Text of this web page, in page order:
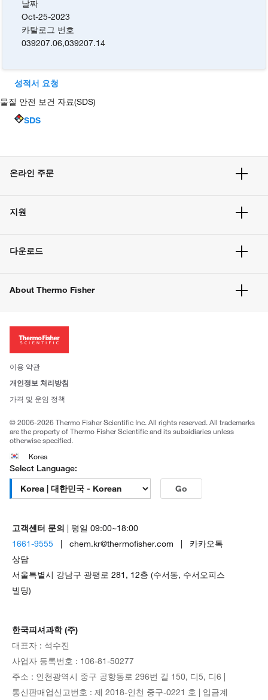
날짜
Oct-25-2023
카탈로그 번호
039207.06,039207.14
성적서 요청
물질 안전 보건 자료(SDS)
SDS
온라인 주문
주문 방법
벌크 주문
지원
고객 센터
웹사이트 개선사항
다운로드
About Thermo Fisher
투자자
사회적 책임
브랜드
이용 약관
개인정보 처리방침
가격 및 운임 정책
© 2006-2026 Thermo Fisher Scientific Inc. All rights reserved. All trademarks
are the property of Thermo Fisher Scientific and its subsidiaries unless
otherwise specified.
Korea
Select Language:
Go
고객센터 문의 | 평일 09:00~18:00
1661-9555 | chem.kr@thermofisher.com | 카카오톡
상담
서울특별시 강남구 광평로 281, 12층 (수서동, 수서오피스
빌딩)
한국피셔과학 (주)
대표자 : 석수진
사업자 등록번호 : 106-81-50277
주소 : 인천광역시 중구 공항동로 296번 길 150, 디5, 디6 |
통신판매업신고번호 : 제 2018-인천 중구-0221 호 | 입금계